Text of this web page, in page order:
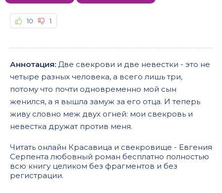
10 1
Аннотация: Две свекрови и две невестки - это не
четыре разных человека, а всего лишь три,
потому что почти одновременно мой сын
женился, а я вышла замуж за его отца. И теперь
живу словно меж двух огней: мои свекровь и
невестка дружат против меня.
Читать онлайн Красавица и свекровище - Евгения
Серпента любовный роман бесплатно полностью
всю книгу целиком без фрагментов и без
регистрации.